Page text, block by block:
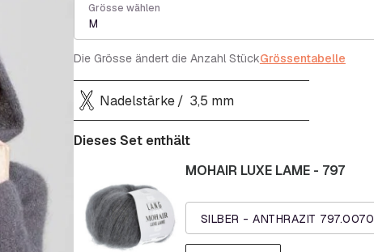
Grösse wählen
M
Die Grösse ändert die Anzahl StückGrössentabelle
Nadelstärke 3,5 mm
Dieses Set enthält
SILBER - ANTHRAZIT 797.0070
MOHAIR LUXE LAME - 797